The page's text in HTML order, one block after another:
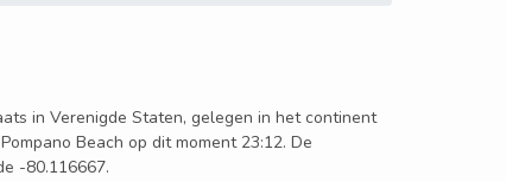
in Verenigde Staten, gelegen in het continent
Beach op dit moment 23:12. De
-80.116667.